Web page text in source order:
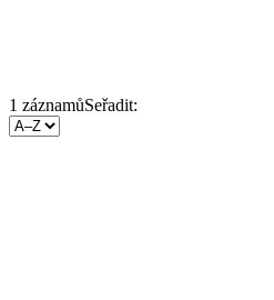
1 záznamůSeřadit: